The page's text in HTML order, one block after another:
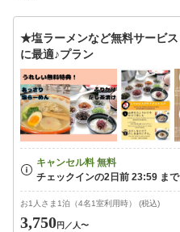
★塩ラーメンなど無料サービ
に最適♪プラン
お1人さま1泊（4名1室利用時） (税込)
3,750円 ／人〜